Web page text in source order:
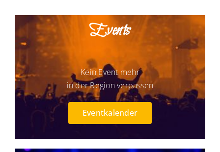
Events
Kein Event mehr
in der Region verpassen
Eventkalender